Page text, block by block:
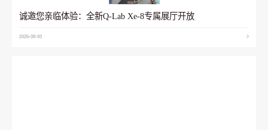
诚邀您亲临体验：全新Q-Lab Xe-8专属展厅开放
2026-08-03